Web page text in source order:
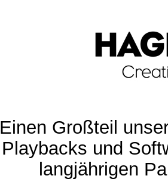
Einen Großteil
Playbacks und
langjährigen